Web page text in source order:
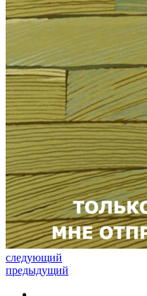
следующий
предыдущий